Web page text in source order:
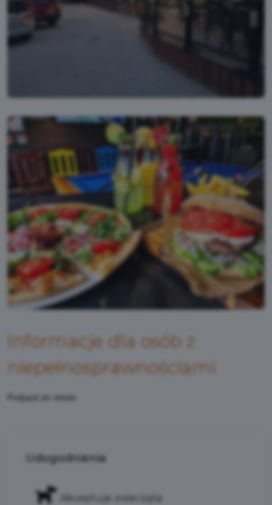
Informacje dla osób z
niepełnosprawnościami
Podjazd do lokalu
Udogodnienia
Akceptuje zwierzęta